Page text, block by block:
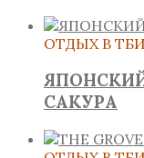
ОТДЫХ В
САКУРА